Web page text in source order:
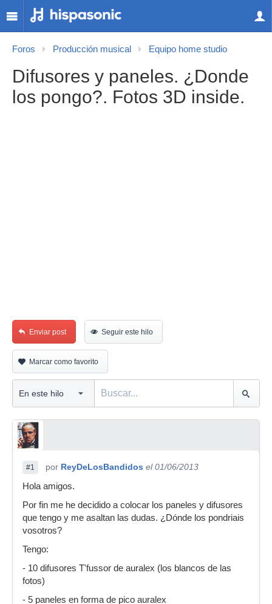
Foros Producción musical Equipo home studio
Difusores y paneles. ¿Donde
los pongo?. Fotos 3D inside.
Enviar post Seguir este hilo
Marcar como favorito
#1 por ReyDeLosBandidos el 01/06/2013
Hola amigos.
Por fin me he decidido a colocar los paneles y difusores
que tengo y me asaltan las dudas. ¿Dónde los pondriais
vosotros?
Tengo:
- 10 difusores T'fussor de auralex (los blancos de las
fotos)
- 5 paneles en forma de pico auralex